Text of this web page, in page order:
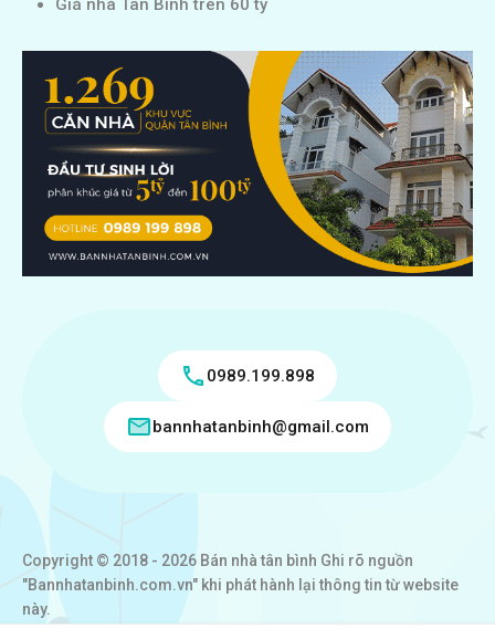
Giá nhà Tân Bình trên 60 tỷ
0989.199.898
bannhatanbinh@gmail.com
Copyright © 2018 - 2026 Bán nhà tân bình Ghi rõ nguồn
"Bannhatanbinh.com.vn" khi phát hành lại thông tin từ website
này.